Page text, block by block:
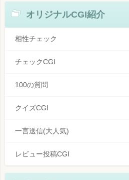
オリジナルCGI紹介
相性チェック
チェックCGI
100の質問
クイズCGI
一言送信(大人気)
レビュー投稿CGI